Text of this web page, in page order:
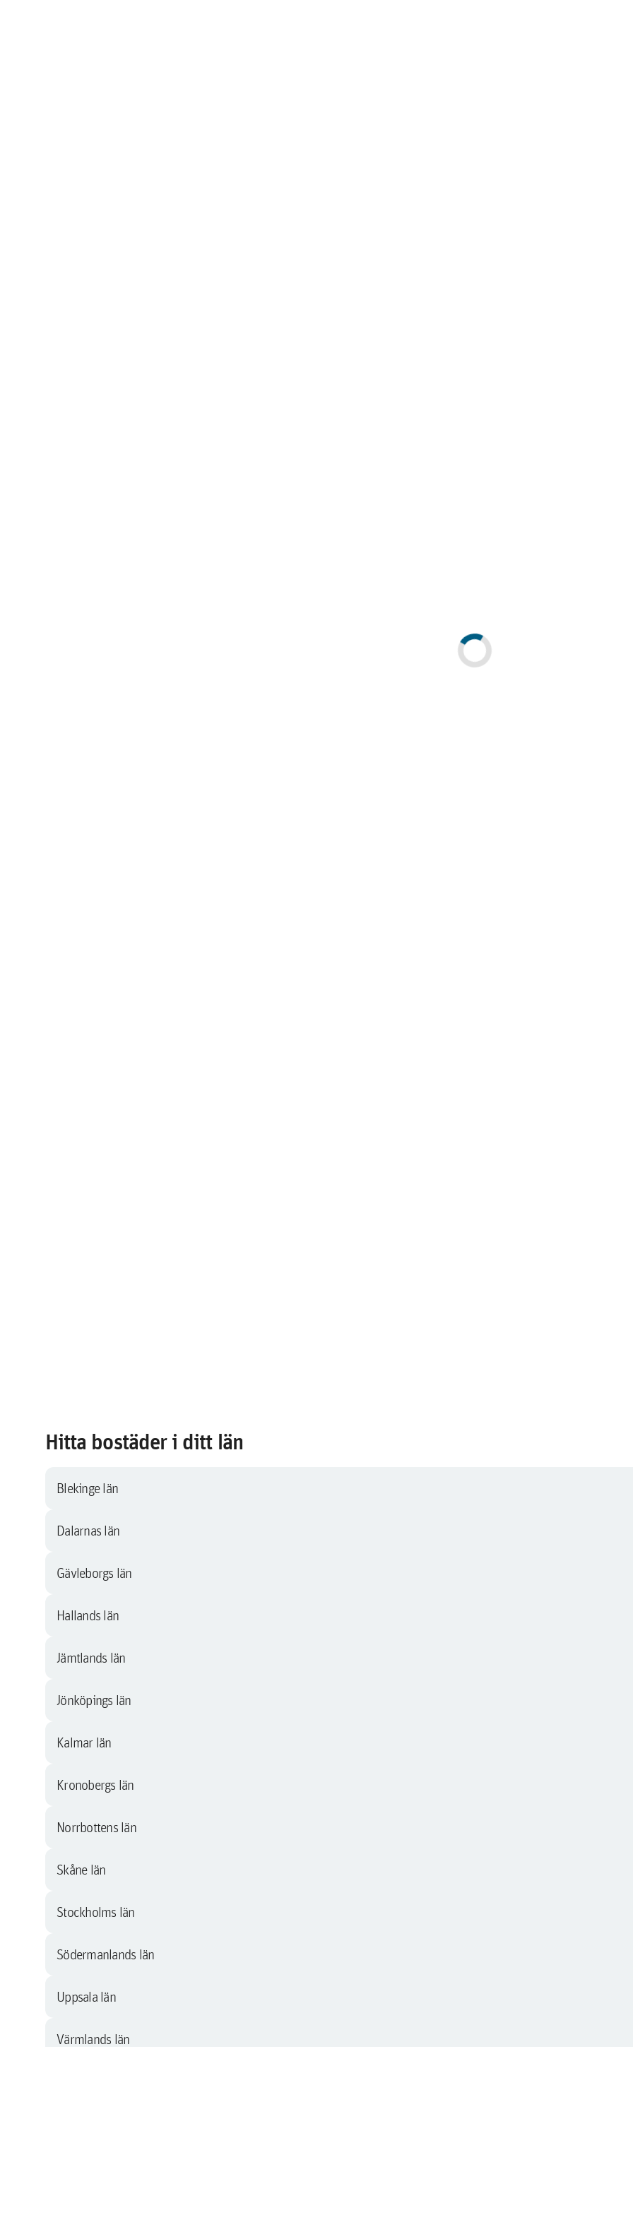
Hitta bostäder i ditt län
Blekinge län
Dalarnas län
Gävleborgs län
Hallands län
Jämtlands län
Jönköpings län
Kalmar län
Kronobergs län
Norrbottens län
Skåne län
Stockholms län
Södermanlands län
Uppsala län
Värmlands län